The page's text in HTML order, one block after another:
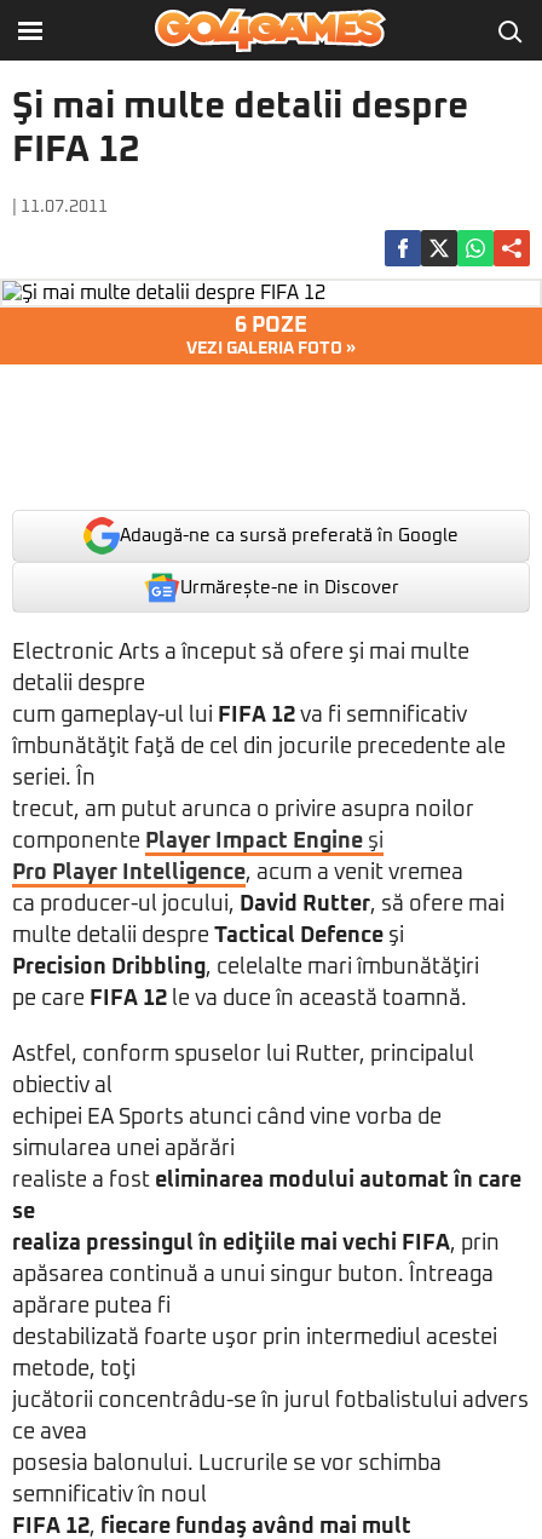
Şi mai multe detalii despre
FIFA 12
| 11.07.2011
6 POZE
VEZI GALERIA FOTO »
Adaugă-ne ca sursă preferată în Google
Urmărește-ne in Discover
Electronic Arts a început să ofere şi mai multe
detalii despre
cum gameplay-ul lui FIFA 12 va fi semnificativ
îmbunătăţit faţă de cel din jocurile precedente ale
seriei. În
trecut, am putut arunca o privire asupra noilor
componente Player Impact Engine şi
Pro Player Intelligence, acum a venit vremea
ca producer-ul jocului, David Rutter, să ofere mai
multe detalii despre Tactical Defence şi
Precision Dribbling, celelalte mari îmbunătăţiri
pe care FIFA 12 le va duce în această toamnă.
Astfel, conform spuselor lui Rutter, principalul
obiectiv al
echipei EA Sports atunci când vine vorba de
simularea unei apărări
realiste a fost eliminarea modului automat în care
se
realiza pressingul în ediţiile mai vechi FIFA, prin
apăsarea continuă a unui singur buton. Întreaga
apărare putea fi
destabilizată foarte uşor prin intermediul acestei
metode, toţi
jucătorii concentrâdu-se în jurul fotbalistului advers
ce avea
posesia balonului. Lucrurile se vor schimba
semnificativ în noul
FIFA 12, fiecare fundaş având mai mult